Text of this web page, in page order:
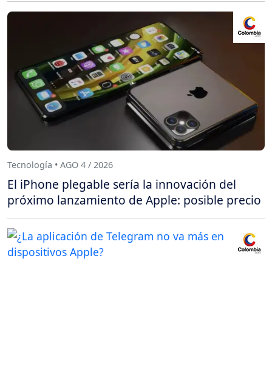
Tecnología • AGO 4 / 2026
El iPhone plegable sería la innovación del
próximo lanzamiento de Apple: posible precio